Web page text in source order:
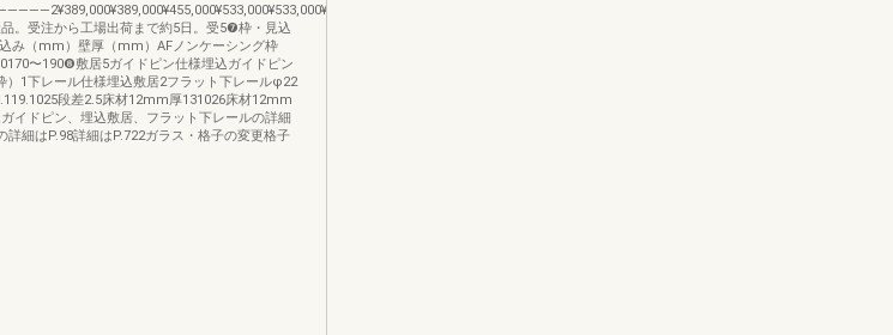
。受注から工場出荷まで約5日。受5❼枠・見込
み（mm）壁厚（mm）AFノンケーシング枠
〜190❽敷居5ガイドピン仕様埋込ガイドピン
）1下レール仕様埋込敷居2フラット下レールφ22
段差2.5床材12mm厚131026床材12mm
イドピン、埋込敷居、フラット下レールの詳細
詳細はP.98詳細はP.722ガラス・格子の変更格子